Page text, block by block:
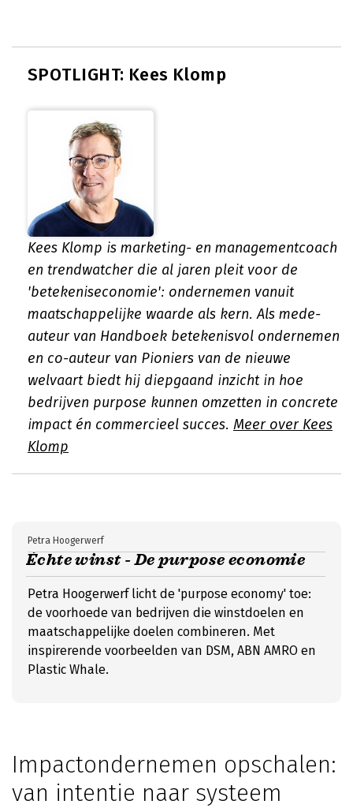
SPOTLIGHT: Kees Klomp
Kees Klomp is marketing- en managementcoach
en trendwatcher die al jaren pleit voor de
'betekeniseconomie': ondernemen vanuit
maatschappelijke waarde als kern. Als mede-
auteur van Handboek betekenisvol ondernemen
en co-auteur van Pioniers van de nieuwe
welvaartbiedt hij diepgaand inzicht in hoe
bedrijven purpose kunnen omzetten in concrete
impact én commercieel succes. Meer over Kees
Klomp
Échte winst - De purpose economie
Petra Hoogerwerf
Petra Hoogerwerf licht de 'purpose economy' toe:
de voorhoede van bedrijven die winstdoelen en
maatschappelijke doelen combineren. Met
inspirerende voorbeelden van DSM, ABN AMRO en
Plastic Whale.
Impactondernemen opschalen:
van intentie naar systeem